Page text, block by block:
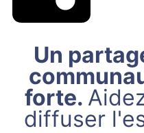
Un
forte.
diffuser